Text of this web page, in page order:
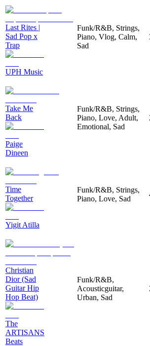
Last Rites |
Sad Pop x
Trap
UPH Music
Funk/R&B, Strings,
Piano, Vlog, Calm,
Sad
Take Me
Back
Paige
Dineen
Funk/R&B, Strings,
Piano, Love, Adult,
Emotional, Sad
Time
Together
Yigit Atilla
Funk/R&B, Strings,
Piano, Love, Sad
Christian
Dior (Sad
Guitar Hip
Hop Beat)
The
ARTISANS
Beats
Funk/R&B,
Acousticguitar,
Urban, Sad